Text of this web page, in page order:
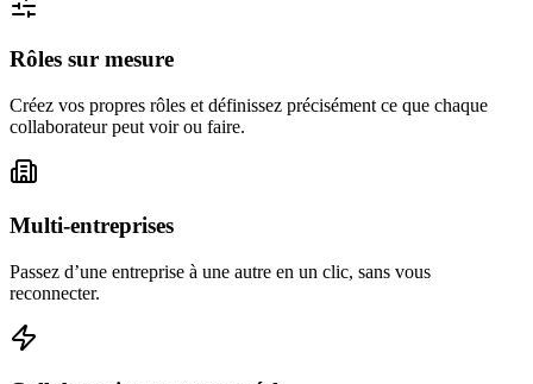
Rôles sur mesure
Créez vos propres rôles et définissez précisément ce que chaque
collaborateur peut voir ou faire.
Multi-entreprises
Passez d’une entreprise à une autre en un clic, sans vous
reconnecter.